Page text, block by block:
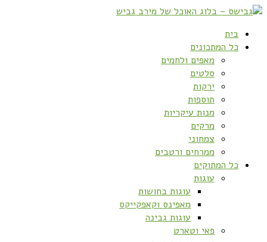
בית
כל המתכונים
מאפים ולחמים
סלטים
ירקות
תוספות
מנות עיקריות
מרקים
צמחוני
ממרחים ורטבים
כל המתוקים
עוגות
עוגות בחושות
מאפינס וקאפקייקס
עוגות גבינה
פאי וטארט